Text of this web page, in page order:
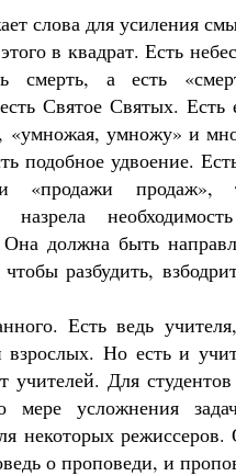
слова для усиления
в квадрат. Есть
смерть, а есть
Святое Святых. Есть
«умножая, умножу» и
подобное удвоение.
«продажи продаж»,
должна быть
разбудить,
Есть ведь
Но есть и
учителей. Для
мере усложнения
некоторых
о проповеди, и
Как найти своё
Кирилл